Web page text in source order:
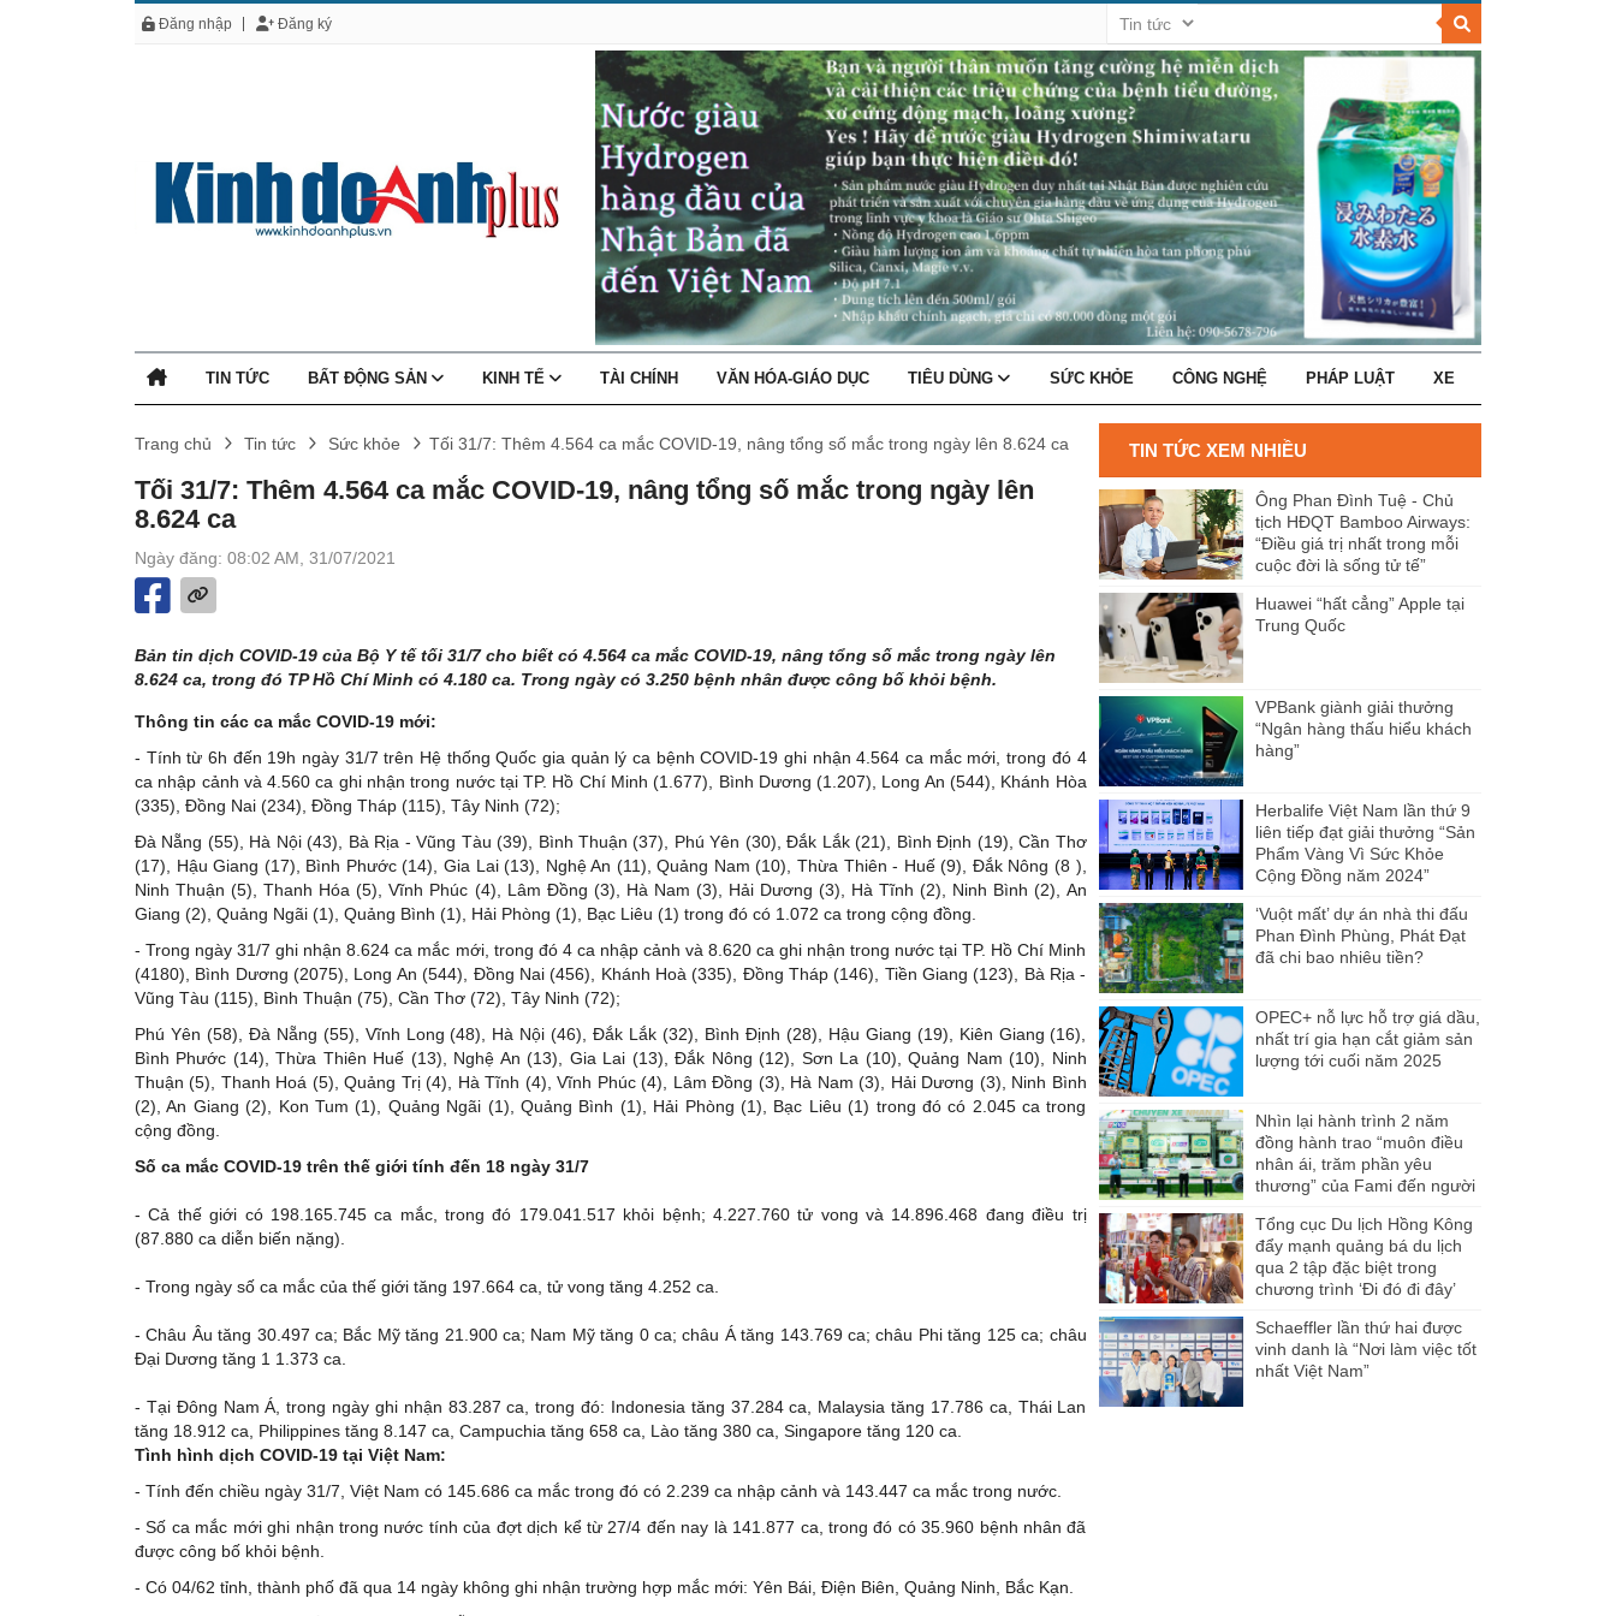
Đăng nhập Đăng ký
TIN TỨC BẤT ĐỘNG SẢN KINH TẾ TÀI CHÍNH VĂN HÓA-GIÁO DỤC TIÊU DÙNG SỨC KHỎE CÔNG NGHỆ PHÁP LUẬT XE
Trang chủ Tin tức Sức khỏe Tối 31/7: Thêm 4.564 ca mắc COVID-19, nâng tổng số mắc trong ngày lên 8.624 ca
Tối 31/7: Thêm 4.564 ca mắc COVID-19, nâng tổng số mắc trong ngày lên
8.624 ca
Ngày đăng: 08:02 AM, 31/07/2021
Bản tin dịch COVID-19 của Bộ Y tế tối 31/7 cho biết có 4.564 ca mắc COVID-19, nâng tổng số mắc trong ngày lên
8.624 ca, trong đó TP Hồ Chí Minh có 4.180 ca. Trong ngày có 3.250 bệnh nhân được công bố khỏi bệnh.
Thông tin các ca mắc COVID-19 mới:
- Tính từ 6h đến 19h ngày 31/7 trên Hệ thống Quốc gia quản lý ca bệnh COVID-19 ghi nhận 4.564 ca mắc mới, trong đó 4
ca nhập cảnh và 4.560 ca ghi nhận trong nước tại TP. Hồ Chí Minh (1.677), Bình Dương (1.207), Long An (544), Khánh Hòa
(335), Đồng Nai (234), Đồng Tháp (115), Tây Ninh (72);
Đà Nẵng (55), Hà Nội (43), Bà Rịa - Vũng Tàu (39), Bình Thuận (37), Phú Yên (30), Đắk Lắk (21), Bình Định (19), Cần Thơ
(17), Hậu Giang (17), Bình Phước (14), Gia Lai (13), Nghệ An (11), Quảng Nam (10), Thừa Thiên - Huế (9), Đắk Nông (8 ),
Ninh Thuận (5), Thanh Hóa (5), Vĩnh Phúc (4), Lâm Đồng (3), Hà Nam (3), Hải Dương (3), Hà Tĩnh (2), Ninh Bình (2), An
Giang (2), Quảng Ngãi (1), Quảng Bình (1), Hải Phòng (1), Bạc Liêu (1) trong đó có 1.072 ca trong cộng đồng.
- Trong ngày 31/7 ghi nhận 8.624 ca mắc mới, trong đó 4 ca nhập cảnh và 8.620 ca ghi nhận trong nước tại TP. Hồ Chí Minh
(4180), Bình Dương (2075), Long An (544), Đồng Nai (456), Khánh Hoà (335), Đồng Tháp (146), Tiền Giang (123), Bà Rịa -
Vũng Tàu (115), Bình Thuận (75), Cần Thơ (72), Tây Ninh (72);
Phú Yên (58), Đà Nẵng (55), Vĩnh Long (48), Hà Nội (46), Đắk Lắk (32), Bình Định (28), Hậu Giang (19), Kiên Giang (16),
Bình Phước (14), Thừa Thiên Huế (13), Nghệ An (13), Gia Lai (13), Đắk Nông (12), Sơn La (10), Quảng Nam (10), Ninh
Thuận (5), Thanh Hoá (5), Quảng Trị (4), Hà Tĩnh (4), Vĩnh Phúc (4), Lâm Đồng (3), Hà Nam (3), Hải Dương (3), Ninh Bình
(2), An Giang (2), Kon Tum (1), Quảng Ngãi (1), Quảng Bình (1), Hải Phòng (1), Bạc Liêu (1) trong đó có 2.045 ca trong
cộng đồng.
Số ca mắc COVID-19 trên thế giới tính đến 18 ngày 31/7
- Cả thế giới có 198.165.745 ca mắc, trong đó 179.041.517 khỏi bệnh; 4.227.760 tử vong và 14.896.468 đang điều trị
(87.880 ca diễn biến nặng).
- Trong ngày số ca mắc của thế giới tăng 197.664 ca, tử vong tăng 4.252 ca.
- Châu Âu tăng 30.497 ca; Bắc Mỹ tăng 21.900 ca; Nam Mỹ tăng 0 ca; châu Á tăng 143.769 ca; châu Phi tăng 125 ca; châu
Đại Dương tăng 1 1.373 ca.
- Tại Đông Nam Á, trong ngày ghi nhận 83.287 ca, trong đó: Indonesia tăng 37.284 ca, Malaysia tăng 17.786 ca, Thái Lan
tăng 18.912 ca, Philippines tăng 8.147 ca, Campuchia tăng 658 ca, Lào tăng 380 ca, Singapore tăng 120 ca.
Tình hình dịch COVID-19 tại Việt Nam:
- Tính đến chiều ngày 31/7, Việt Nam có 145.686 ca mắc trong đó có 2.239 ca nhập cảnh và 143.447 ca mắc trong nước.
- Số ca mắc mới ghi nhận trong nước tính của đợt dịch kể từ 27/4 đến nay là 141.877 ca, trong đó có 35.960 bệnh nhân đã
được công bố khỏi bệnh.
- Có 04/62 tỉnh, thành phố đã qua 14 ngày không ghi nhận trường hợp mắc mới: Yên Bái, Điện Biên, Quảng Ninh, Bắc Kạn.
TIN TỨC XEM NHIỀU
Ông Phan Đình Tuệ - Chủ
tịch HĐQT Bamboo Airways:
“Điều giá trị nhất trong mỗi
cuộc đời là sống tử tế”
Huawei “hất cẳng” Apple tại
Trung Quốc
VPBank giành giải thưởng
“Ngân hàng thấu hiểu khách
hàng”
Herbalife Việt Nam lần thứ 9
liên tiếp đạt giải thưởng “Sản
Phẩm Vàng Vì Sức Khỏe
Cộng Đồng năm 2024”
‘Vuột mất’ dự án nhà thi đấu
Phan Đình Phùng, Phát Đạt
đã chi bao nhiêu tiền?
OPEC+ nỗ lực hỗ trợ giá dầu,
nhất trí gia hạn cắt giảm sản
lượng tới cuối năm 2025
Nhìn lại hành trình 2 năm
đồng hành trao “muôn điều
nhân ái, trăm phần yêu
thương” của Fami đến người
Tổng cục Du lịch Hồng Kông
đẩy mạnh quảng bá du lịch
qua 2 tập đặc biệt trong
chương trình ‘Đi đó đi đây’
Schaeffler lần thứ hai được
vinh danh là “Nơi làm việc tốt
nhất Việt Nam”